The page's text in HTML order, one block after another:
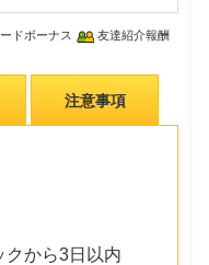
ドボーナス 友達紹介報酬
注意事項
から3日以内